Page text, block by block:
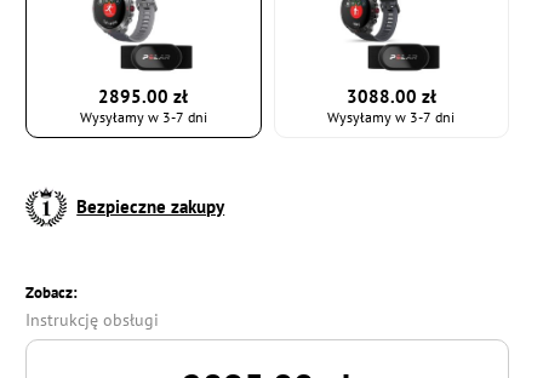
2895.00 zł
Wysyłamy w 3-7 dni
3088.00 zł
Wysyłamy w 3-7 dni
Bezpieczne zakupy
Zobacz:
Instrukcję obsługi